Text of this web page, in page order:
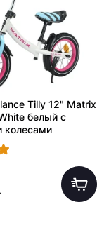
Tilly 12" Matrix
белый с
колесами